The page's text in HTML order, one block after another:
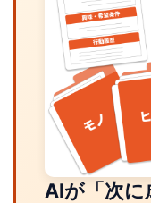
AIが「次に